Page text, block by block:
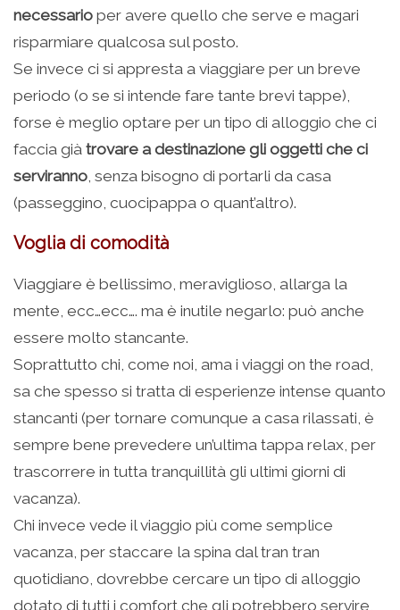
necessario per avere quello che serve e magari
risparmiare qualcosa sul posto.
Se invece ci si appresta a viaggiare per un breve
periodo (o se si intende fare tante brevi tappe),
forse è meglio optare per un tipo di alloggio che ci
faccia già trovare a destinazione gli oggetti che ci
serviranno, senza bisogno di portarli da casa
(passeggino, cuocipappa o quant’altro).
Voglia di comodità
Viaggiare è bellissimo, meraviglioso, allarga la
mente, ecc…ecc…. ma è inutile negarlo: può anche
essere molto stancante.
Soprattutto chi, come noi, ama i viaggi on the road,
sa che spesso si tratta di esperienze intense quanto
stancanti (per tornare comunque a casa rilassati, è
sempre bene prevedere un’ultima tappa relax, per
trascorrere in tutta tranquillità gli ultimi giorni di
vacanza).
Chi invece vede il viaggio più come semplice
vacanza, per staccare la spina dal tran tran
quotidiano, dovrebbe cercare un tipo di alloggio
dotato di tutti i comfort che gli potrebbero servire,